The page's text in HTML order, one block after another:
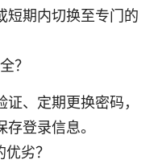
短期内切换至专门的
？
、定期更换密码，
登录信息。
劣？